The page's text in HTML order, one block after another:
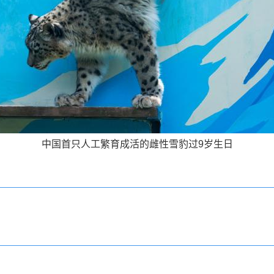
中国首只人工繁育成活的雌性雪豹过9岁生日